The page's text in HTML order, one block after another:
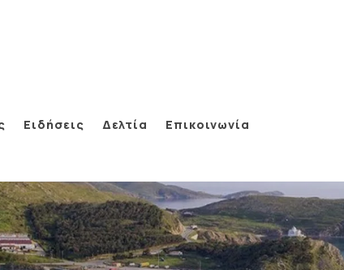
Ειδήσεις Δελτία Επικοινωνία